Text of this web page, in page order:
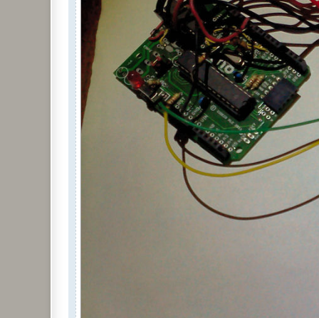
  if ( OneWire::crc8( addr, 7) != addr[7]) {
      Serial.print("CRC err\n");
      return;
  }
  Serial.print("S:");
  if ( addr[0] == 0x10) {
      Serial.print("DS18S20 ");
  }
  else if ( addr[0] == 0x28) {
      Serial.print("DS18B20 ");
      Serial.print("err: 0x");
      Serial.println(addr[0],HEX);
ds.write(0x44,1);         // start